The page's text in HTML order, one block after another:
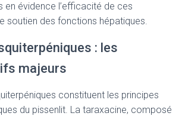
en évidence l’efficacité de ces
soutien des fonctions hépatiques.
: les
majeurs
constituent les principes
du pissenlit. La taraxacine, composé